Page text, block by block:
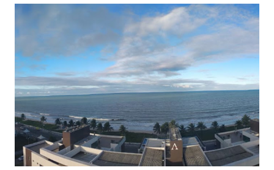
não será seu. - o contrato de financiamento bancário já tem
o poder de escritura, ou seja, não há custos a mais. 2. O
que é o imóvel ideal e como escolher: Comece
primeiramente fazendo uma busca por um imóvel que lhe
traga os benefícios que são importantes para você e sua
família. Recomenda-se fazer um levantamento dos
seguintes pontos que serão úteis na sua decisão: -
Lazer...vou utilizar e ter tempo para todos os itens que o
residencial oferece? - Mensalment...